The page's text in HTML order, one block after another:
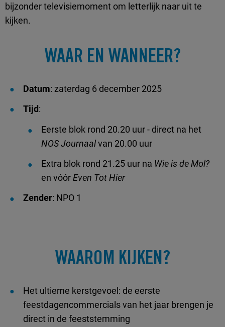
bijzonder televisiemoment om letterlijk naar uit te
kijken.
WAAR EN WANNEER?
Datum: zaterdag 6 december 2025
Tijd:
Eerste blok rond 20.20 uur - direct na het
NOS Journaalvan 20.00 uur
Extra blok rond 21.25 uur na Wie is de Mol?
en vóórEven Tot Hier
Zender: NPO 1
WAAROM KIJKEN?
Het ultieme kerstgevoel: de eerste
feestdagencommercials van het jaar brengen je
direct in de feeststemming